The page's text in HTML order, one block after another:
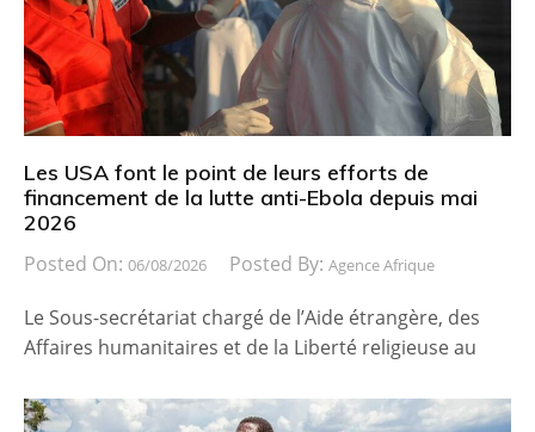
Les USA font le point de leurs efforts de
financement de la lutte anti-Ebola depuis mai
2026
Posted On: 06/08/2026 Posted By: Agence Afrique
Le Sous-secrétariat chargé de l’Aide étrangère, des
Affaires humanitaires et de la Liberté religieuse au